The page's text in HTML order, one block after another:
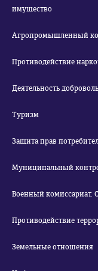
имущество
Агропромышленный
Противодействие
Деятельность
Туризм
Защита прав
Муниципальный
Военный комиссариат.
Противодействие
Земельные отношения